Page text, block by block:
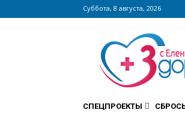
Суббота, 8 августа, 2026
Сайт
zdorovieinfo.ru
крупнейший
медицинский
интернет-
СПЕЦПРОЕКТЫ